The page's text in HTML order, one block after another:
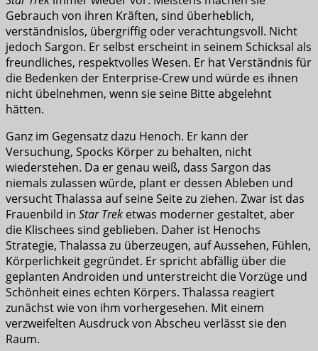
Gebrauch von ihren Kräften, sind überheblich,
verständnislos, übergriffig oder verachtungsvoll. Nicht
jedoch Sargon. Er selbst erscheint in seinem Schicksal als
freundliches, respektvolles Wesen. Er hat Verständnis für
die Bedenken der Enterprise-Crew und würde es ihnen
nicht übelnehmen, wenn sie seine Bitte abgelehnt
hätten.
Ganz im Gegensatz dazu Henoch. Er kann der
Versuchung, Spocks Körper zu behalten, nicht
wiederstehen. Da er genau weiß, dass Sargon das
niemals zulassen würde, plant er dessen Ableben und
versucht Thalassa auf seine Seite zu ziehen. Zwar ist das
Frauenbild in Star Trek etwas moderner gestaltet, aber
die Klischees sind geblieben. Daher ist Henochs
Strategie, Thalassa zu überzeugen, auf Aussehen, Fühlen,
Körperlichkeit gegründet. Er spricht abfällig über die
geplanten Androiden und unterstreicht die Vorzüge und
Schönheit eines echten Körpers. Thalassa reagiert
zunächst wie von ihm vorhergesehen. Mit einem
verzweifelten Ausdruck von Abscheu verlässt sie den
Raum.